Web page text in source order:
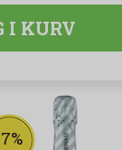
I KURV